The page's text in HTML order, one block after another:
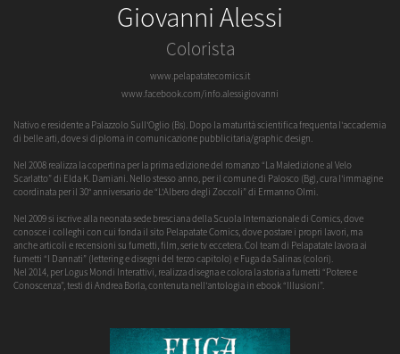
Giovanni Alessi
Colorista
www.pelapatatecomics.it
www.facebook.com/info.alessigiovanni
Nativo e residente a Palazzolo Sull'Oglio (Bs). Dopo la maturità scientifica frequenta l'accademia
di belle arti, dove si diploma in comunicazione pubblicitaria/graphic design.
Nel 2008 realizza la copertina per la prima edizione del romanzo “La Maledizione al Velo
Scarlatto” di Elda K. Damiani. Nello stesso anno, per il comune di Palosco (Bg), cura l'immagine
coordinata per il 30° anniversario de “L'Albero degli Zoccoli” di Ermanno Olmi.
Nel 2009 si iscrive alla neonata sede bresciana della Scuola Internazionale di Comics, dove
conosce i colleghi con cui fonda il sito Pelapatate Comics, dove postare i propri lavori, ma
anche articoli e recensioni su fumetti, film, serie tv eccetera. Col team di Pelapatate lavora ai
fumetti “I Dannati” (lettering e disegni del terzo capitolo) e Fuga da Salinas (colori).
Nel 2014, per Logus Mondi Interattivi, realizza disegna e colora la storia a fumetti “Potere e
Conoscenza”, testi di Andrea Borla, contenuta nell'antologia in ebook “Illusioni”.